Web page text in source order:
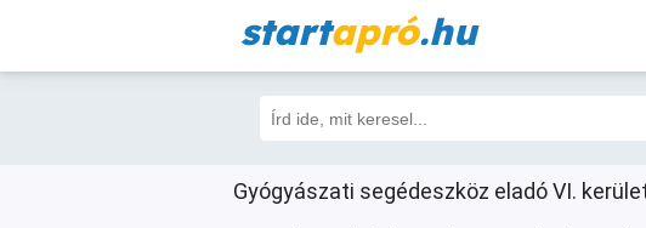
startapró.hu
Gyógyászati segédeszköz eladó VI.
Szűrők 3 Összes
6